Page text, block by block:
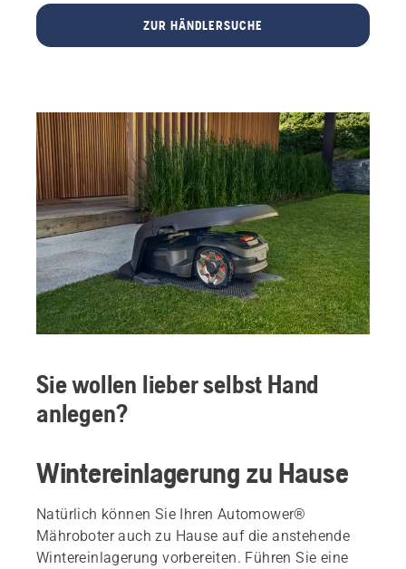
ZUR HÄNDLERSUCHE
Sie wollen lieber selbst Hand
anlegen?
Wintereinlagerung zu Hause
Natürlich können Sie Ihren Automower®
Mähroboter auch zu Hause auf die anstehende
Wintereinlagerung vorbereiten. Führen Sie eine